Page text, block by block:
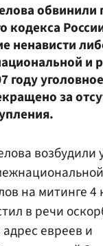
обвинили
кодекса
ненависти
и
году
за
возбудили
на митинге 4
в речи
евреев и